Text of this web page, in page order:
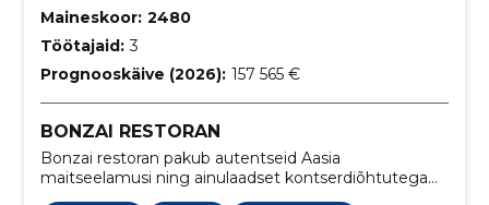
Maineskoor: 2480
Töötajaid: 3
Prognooskäive (2026): 157 565 €
BONZAI RESTORAN
Bonzai restoran pakub autentseid Aasia
maitseelamusi ning ainulaadset kontserdiõhtutega